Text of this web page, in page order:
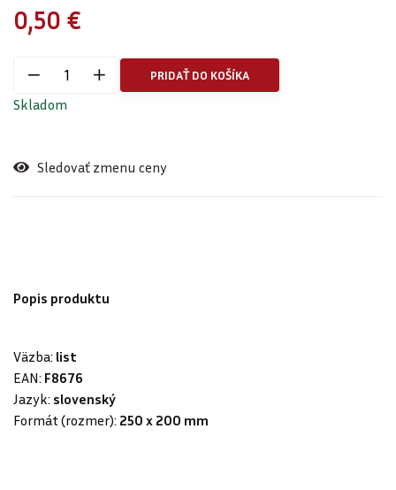
0,50 €
PRIDAŤ DO KOŠÍKA
Skladom
Sledovať zmenu ceny
Popis produktu
Väzba: list
EAN: F8676
Jazyk: slovenský
Formát (rozmer): 250 x 200 mm